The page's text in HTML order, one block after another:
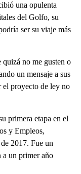
una opulenta
del Golfo, su
ser su viaje más
quizá no me gusten o
un mensaje a sus
el proyecto de ley no
primera etapa en el
y Empleos,
2017. Fue un
a un primer año